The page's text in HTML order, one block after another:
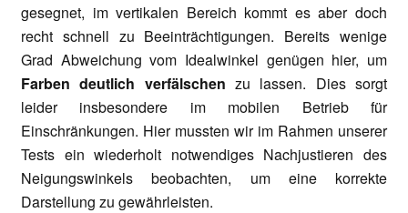
gesegnet, im vertikalen Bereich kommt es aber doch
recht schnell zu Beeinträchtigungen. Bereits wenige
Grad Abweichung vom Idealwinkel genügen hier, um
Farben deutlich verfälschen zu lassen. Dies sorgt
leider insbesondere im mobilen Betrieb für
Einschränkungen. Hier mussten wir im Rahmen unserer
Tests ein wiederholt notwendiges Nachjustieren des
Neigungswinkels beobachten, um eine korrekte
Darstellung zu gewährleisten.